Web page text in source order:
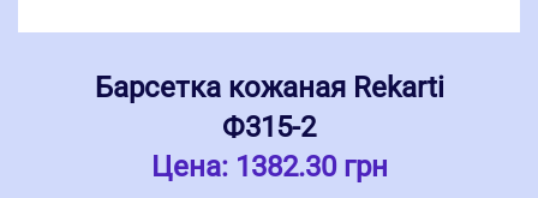
Барсетка кожаная Rekarti
Ф315-2
Цена: 1382.30 грн